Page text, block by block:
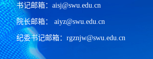
书记邮箱：aisj@swu.edu.cn
院长邮箱： aiyz@swu.edu.cn
纪委书记邮箱：rgznjw@swu.edu.cn